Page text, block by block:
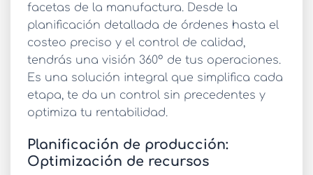
facetas de la manufactura. Desde la
planificación detallada de órdenes hasta el
costeo preciso y el control de calidad,
tendrás una visión 360° de tus operaciones.
Es una solución integral que simplifica cada
etapa, te da un control sin precedentes y
optimiza tu rentabilidad.
Planificación de producción:
Optimización de recursos